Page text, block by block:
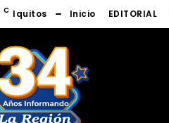
C Iquitos Inicio EDITORIAL